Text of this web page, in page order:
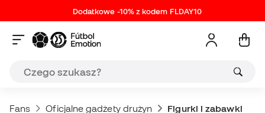
Dodatkowe -10% z kodem FLDAY10
Fans Oficjalne gadżety drużyn Figurki i zabawki